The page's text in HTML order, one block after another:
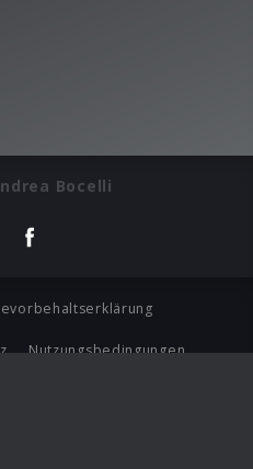
Bocelli
Nutzungsbedingungen